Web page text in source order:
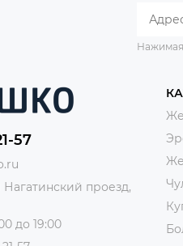
Нажимая
57
Нагатинский проезд,
до 19:00